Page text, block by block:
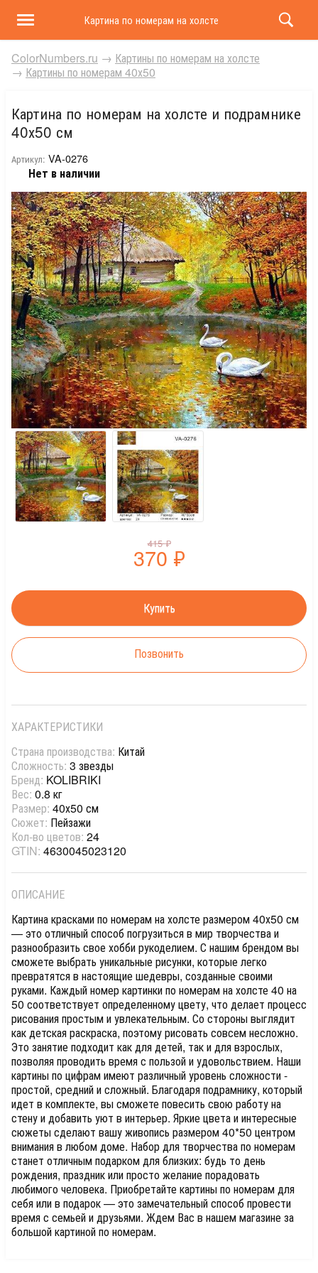
Картина по номерам на холсте и подрамнике 40х50
ColorNumbers.ru → Картины по номерам на холсте
→ Картины по номерам 40х50
Картина по номерам на холсте и подрамнике
40х50 см
Артикул: VA-0276
Нет в наличии
415₽
370 ₽
Позвонить
ХАРАКТЕРИСТИКИ
Страна производства: Китай
Сложность: 3 звезды
Бренд: KOLIBRIKI
Вес: 0.8 кг
Размер: 40х50 см
Сюжет: Пейзажи
Кол-во цветов: 24
GTIN: 4630045023120
ОПИСАНИЕ
Картина красками по номерам на холсте размером 40х50 см
— это отличный способ погрузиться в мир творчества и
разнообразить свое хобби рукоделием. С нашим брендом вы
сможете выбрать уникальные рисунки, которые легко
превратятся в настоящие шедевры, созданные своими
руками. Каждый номер картинки по номерам на холсте 40 на
50 соответствует определенному цвету, что делает процесс
рисования простым и увлекательным. Со стороны выглядит
как детская раскраска, поэтому рисовать совсем несложно.
Это занятие подходит как для детей, так и для взрослых,
позволяя проводить время с пользой и удовольствием. Наши
картины по цифрам имеют различный уровень сложности -
простой, средний и сложный. Благодаря подрамнику, который
идет в комплекте, вы сможете повесить свою работу на
стену и добавить уют в интерьер. Яркие цвета и интересные
сюжеты сделают вашу живопись размером 40*50 центром
внимания в любом доме. Набор для творчества по номерам
станет отличным подарком для близких: будь то день
рождения, праздник или просто желание порадовать
любимого человека. Приобретайте картины по номерам для
себя или в подарок — это замечательный способ провести
время с семьей и друзьями. Ждем Вас в нашем магазине за
большой картиной по номерам.